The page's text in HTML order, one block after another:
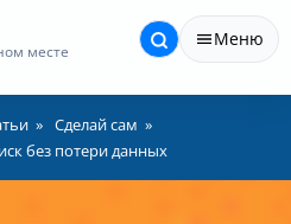
месте
Меню
Сделай сам
без потери данных